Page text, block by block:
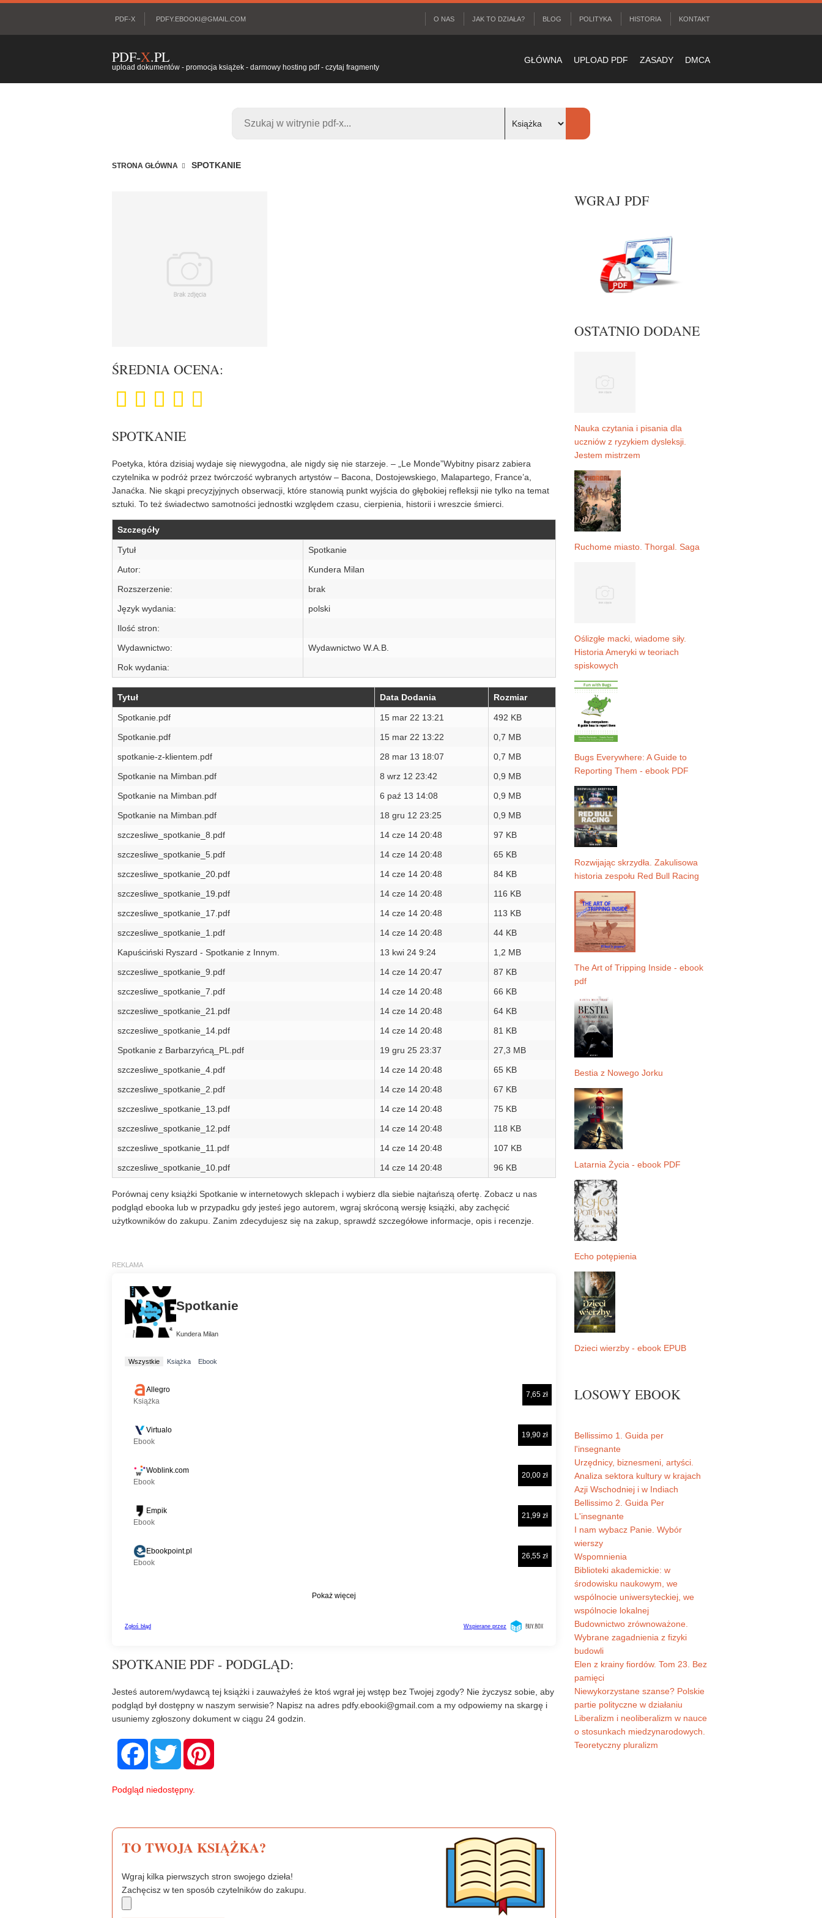
PDF-X PDFY.EBOOKI@GMAIL.COM O NAS JAK TO DZIAŁA? BLOG POLITYKA HISTORIA KONTAKT
PDF-X.PL
upload dokumentów - promocja książek - darmowy hosting pdf - czytaj fragmenty
GŁÓWNA UPLOAD PDF ZASADY DMCA
STRONA GŁÓWNA SPOTKANIE
ŚREDNIA OCENA:
SPOTKANIE
Poetyka, która dzisiaj wydaje się niewygodna, ale nigdy się nie starzeje. – „Le Monde”Wybitny pisarz zabiera
czytelnika w podróż przez twórczość wybranych artystów – Bacona, Dostojewskiego, Malapartego, France’a,
Janaćka. Nie skąpi precyzjyjnych obserwacji, które stanowią punkt wyjścia do głębokiej refleksji nie tylko na temat
sztuki. To też świadectwo samotności jednostki względem czasu, cierpienia, historii i wreszcie śmierci.
Szczegóły
Tytuł
Spotkanie
Autor:
Kundera Milan
Rozszerzenie:
brak
Język wydania:
polski
Ilość stron:
Wydawnictwo:
Wydawnictwo W.A.B.
Rok wydania:
Tytuł Data Dodania Rozmiar
Spotkanie.pdf 15 mar 22 13:21
492 KB
Spotkanie.pdf
15 mar 22 13:22
0,7 MB
spotkanie-z-klientem.pdf
28 mar 13 18:07
0,7 MB
Spotkanie na Mimban.pdf
8 wrz 12 23:42
0,9 MB
Spotkanie na Mimban.pdf
6 paź 13 14:08
0,9 MB
Spotkanie na Mimban.pdf
18 gru 12 23:25
0,9 MB
szczesliwe_spotkanie_8.pdf
14 cze 14 20:48
97 KB
szczesliwe_spotkanie_5.pdf
14 cze 14 20:48
65 KB
szczesliwe_spotkanie_20.pdf
14 cze 14 20:48
84 KB
szczesliwe_spotkanie_19.pdf
14 cze 14 20:48
116 KB
szczesliwe_spotkanie_17.pdf
14 cze 14 20:48
113 KB
szczesliwe_spotkanie_1.pdf
14 cze 14 20:48
44 KB
Kapuściński Ryszard - Spotkanie z Innym.
13 kwi 24 9:24
1,2 MB
szczesliwe_spotkanie_9.pdf
14 cze 14 20:47
87 KB
szczesliwe_spotkanie_7.pdf
14 cze 14 20:48
66 KB
szczesliwe_spotkanie_21.pdf
14 cze 14 20:48
64 KB
szczesliwe_spotkanie_14.pdf
14 cze 14 20:48
81 KB
Spotkanie z Barbarzyńcą_PL.pdf
19 gru 25 23:37
27,3 MB
szczesliwe_spotkanie_4.pdf
14 cze 14 20:48
65 KB
szczesliwe_spotkanie_2.pdf
14 cze 14 20:48
67 KB
szczesliwe_spotkanie_13.pdf
14 cze 14 20:48
75 KB
szczesliwe_spotkanie_12.pdf
14 cze 14 20:48
118 KB
szczesliwe_spotkanie_11.pdf
14 cze 14 20:48
107 KB
szczesliwe_spotkanie_10.pdf
14 cze 14 20:48 96 KB
Porównaj ceny książki Spotkanie w internetowych sklepach i wybierz dla siebie najtańszą ofertę. Zobacz u nas
podgląd ebooka lub w przypadku gdy jesteś jego autorem, wgraj skróconą wersję książki, aby zachęcić
użytkowników do zakupu. Zanim zdecydujesz się na zakup, sprawdź szczegółowe informacje, opis i recenzje.
SPOTKANIE PDF - PODGLĄD:
Jesteś autorem/wydawcą tej książki i zauważyłeś że ktoś wgrał jej wstęp bez Twojej zgody? Nie życzysz sobie, aby
podgląd był dostępny w naszym serwisie? Napisz na adres pdfy.ebooki@gmail.com a my odpowiemy na skargę i
usuniemy zgłoszony dokument w ciągu 24 godzin.
F
o
T
w
e
Podgląd niedostępny.
TO TWOJA KSIĄŻKA?
Wgraj kilka pierwszych stron swojego dzieła!
Zachęcisz w ten sposób czytelników do zakupu.
WGRAJ PDF
OSTATNIO DODANE
Nauka czytania i pisania dla
uczniów z ryzykiem dysleksji.
Jestem mistrzem
Ruchome miasto. Thorgal. Saga
Oślizgłe macki, wiadome siły.
Historia Ameryki w teoriach
spiskowych
Bugs Everywhere: A Guide to
Reporting Them - ebook PDF
Rozwijając skrzydła. Zakulisowa
historia zespołu Red Bull Racing
The Art of Tripping Inside - ebook
pdf
Bestia z Nowego Jorku
Latarnia Życia - ebook PDF
Echo potępienia
Dzieci wierzby - ebook EPUB
LOSOWY EBOOK
Bellissimo 1. Guida per
l'insegnante
Urzędnicy, biznesmeni, artyści.
Analiza sektora kultury w krajach
Azji Wschodniej i w Indiach
Bellissimo 2. Guida Per
L'insegnante
I nam wybacz Panie. Wybór
wierszy
Wspomnienia
Biblioteki akademickie: w
środowisku naukowym, we
wspólnocie uniwersyteckiej, we
wspólnocie lokalnej
Budownictwo zrównoważone.
Wybrane zagadnienia z fizyki
budowli
Elen z krainy fiordów. Tom 23. Bez
pamięci
Niewykorzystane szanse? Polskie
partie polityczne w działaniu
Liberalizm i neoliberalizm w nauce
o stosunkach miedzynarodowych.
Teoretyczny pluralizm